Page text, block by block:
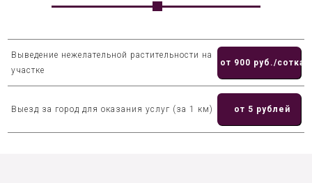
Выведение нежелательной растительности на
участке
от 900 руб./сотка
Выезд за город для оказания услуг (за 1 км) от 5 рублей